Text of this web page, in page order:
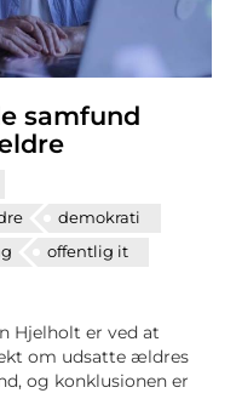
samfund
demokrati
offentlig it
Hjelholt er ved at
om udsatte ældres
og konklusionen er